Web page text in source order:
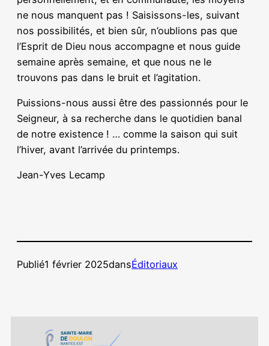
ne nous manquent pas ! Saisissons-les, suivant
nos possibilités, et bien sûr, n’oublions pas que
l’Esprit de Dieu nous accompagne et nous guide
semaine après semaine, et que nous ne le
trouvons pas dans le bruit et l’agitation.
Puissions-nous aussi être des passionnés pour le
Seigneur, à sa recherche dans le quotidien banal
de notre existence ! … comme la saison qui suit
l’hiver, avant l’arrivée du printemps.
Jean-Yves Lecamp
Publié1 février 2025dansÉditoriaux